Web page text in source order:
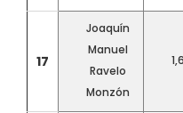
17
Joaquín
Manuel
Ravelo
Monzón